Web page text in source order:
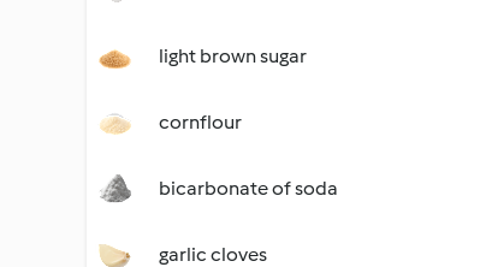
light brown sugar
cornflour
bicarbonate of soda
garlic cloves